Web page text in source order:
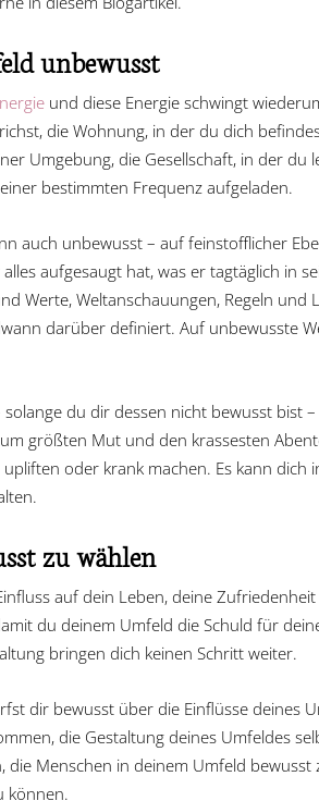
unbewusst
und diese Energie schwingt
die Wohnung, in der du dich
Umgebung, die Gesellschaft, in der du
bestimmten Frequenz aufgeladen.
auch unbewusst – auf feinstofflicher
aufgesaugt hat, was er tagtäglich in
Werte, Weltanschauungen, Regeln und
darüber definiert. Auf unbewusste
du dir dessen nicht bewusst bist
größten Mut und den krassesten
oder krank machen. Es kann
zu wählen
auf dein Leben, deine
du deinem Umfeld die Schuld für
bringen dich keinen Schritt weiter.
dir bewusst über die Einflüsse deines
die Gestaltung deines Umfeldes
Menschen in deinem Umfeld
können.